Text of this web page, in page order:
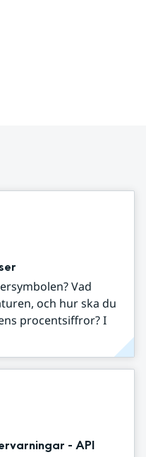
Vad
och hur ska du
procentsiffror? I
- API